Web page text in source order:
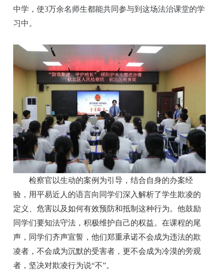
中学，使3万余名师生都能共同参与到这场法治课堂的学
习中。
检察官以生动的案例为引导，结合自身的办案经
验，用平易近人的语言向同学们深入解析了学生欺凌的
定义、危害以及如何有效预防和抵制这种行为。他鼓励
同学们要知法守法，积极维护自己的权益。在课程的尾
声，同学们齐声宣誓，他们郑重承诺不会成为违法的欺
凌者，不会成为沉默的受害者，更不会成为冷漠的旁观
者，坚决对欺凌行为说“不”。